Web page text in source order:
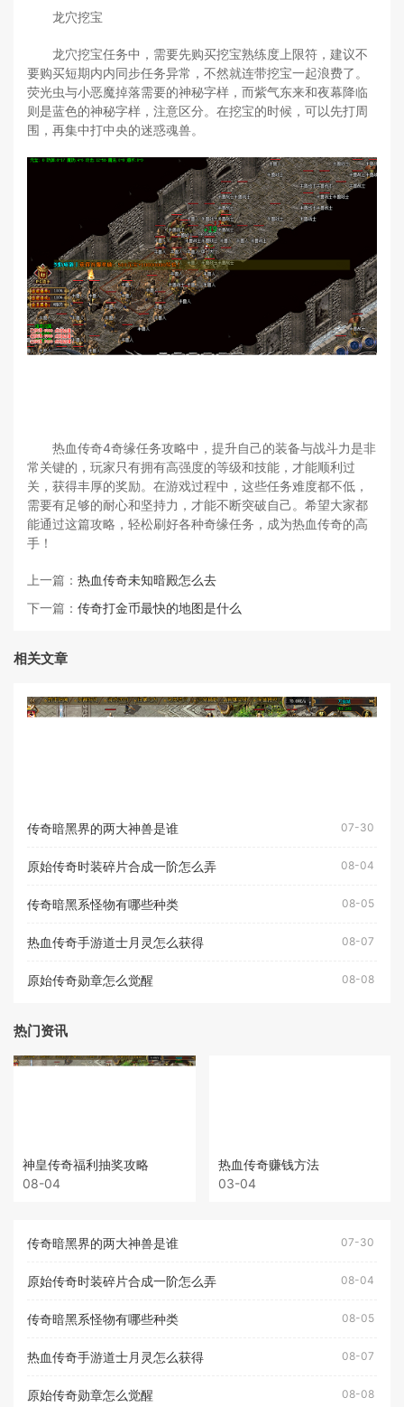
龙穴挖宝
龙穴挖宝任务中，需要先购买挖宝熟练度上限符，建议不
要购买短期内内同步任务异常，不然就连带挖宝一起浪费了。
荧光虫与小恶魔掉落需要的神秘字样，而紫气东来和夜幕降临
则是蓝色的神秘字样，注意区分。在挖宝的时候，可以先打周
围，再集中打中央的迷惑魂兽。
热血传奇4奇缘任务攻略中，提升自己的装备与战斗力是非
常关键的，玩家只有拥有高强度的等级和技能，才能顺利过
关，获得丰厚的奖励。在游戏过程中，这些任务难度都不低，
需要有足够的耐心和坚持力，才能不断突破自己。希望大家都
能通过这篇攻略，轻松刷好各种奇缘任务，成为热血传奇的高
手！
上一篇： 热血传奇未知暗殿怎么去
下一篇： 传奇打金币最快的地图是什么
相关文章
传奇暗黑界的两大神兽是谁 07-30
原始传奇时装碎片合成一阶怎么弄 08-04
传奇暗黑系怪物有哪些种类 08-05
热血传奇手游道士月灵怎么获得 08-07
原始传奇勋章怎么觉醒 08-08
热门资讯
神皇传奇福利抽奖攻略
08-04
热血传奇赚钱方法
03-04
传奇暗黑界的两大神兽是谁 07-30
原始传奇时装碎片合成一阶怎么弄 08-04
传奇暗黑系怪物有哪些种类 08-05
热血传奇手游道士月灵怎么获得 08-07
原始传奇勋章怎么觉醒 08-08